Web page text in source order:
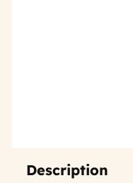
Description